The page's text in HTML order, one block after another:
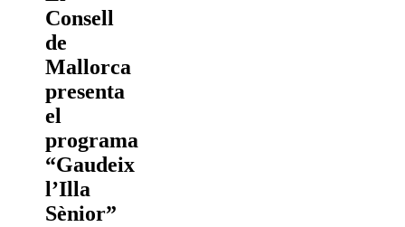
Consell
de
Mallorca
presenta
el
programa
“Gaudeix
l’Illa
Sènior”